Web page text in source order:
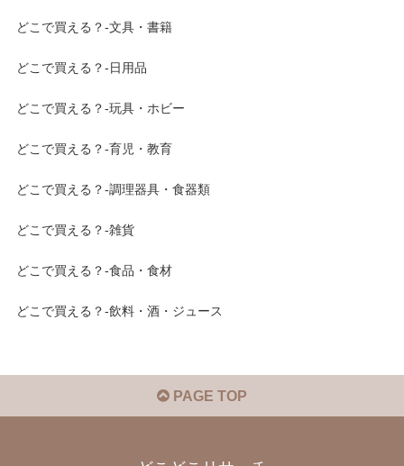
どこで買える？-文具・書籍
どこで買える？-日用品
どこで買える？-玩具・ホビー
どこで買える？-育児・教育
どこで買える？-調理器具・食器類
どこで買える？-雑貨
どこで買える？-食品・食材
どこで買える？-飲料・酒・ジュース
PAGE TOP